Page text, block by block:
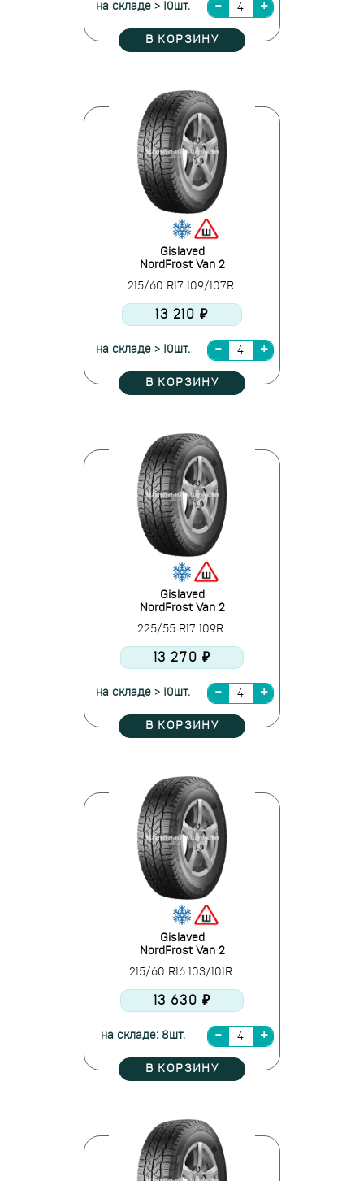
на складе > 10шт.
В КОРЗИНУ
Gislaved
NordFrost Van 2
215/60 R17 109/107R
13 210 ₽
на складе > 10шт.
В КОРЗИНУ
Gislaved
NordFrost Van 2
225/55 R17 109R
13 270 ₽
на складе > 10шт.
В КОРЗИНУ
Gislaved
NordFrost Van 2
215/60 R16 103/101R
13 630 ₽
на складе: 8шт.
В КОРЗИНУ